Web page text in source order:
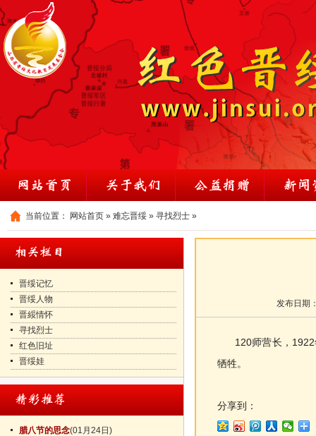
当前位置： 网站首页 » 难忘晋绥 » 寻找烈士 »
晋绥记忆
晋绥人物
晋綏情怀
寻找烈士
红色旧址
晋绥娃
腊八节的思念(01月24日)
发布日期
120师营长，1922
牺牲。
分享到：